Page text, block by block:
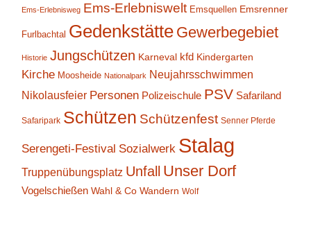
Ems-Erlebnisweg Ems-Erlebniswelt Emsquellen Emsrenner
Furlbachtal Gedenkstätte Gewerbegebiet
Historie Jungschützen Karneval kfd Kindergarten
Kirche Moosheide Nationalpark Neujahrsschwimmen
Nikolausfeier Personen Polizeischule PSV Safariland
Safaripark Schützen Schützenfest Senner Pferde
Serengeti-Festival Sozialwerk Stalag
Truppenübungsplatz Unfall Unser Dorf
Vogelschießen Wahl & Co Wandern Wolf